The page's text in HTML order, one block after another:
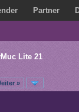
Partner
Lite 21
»